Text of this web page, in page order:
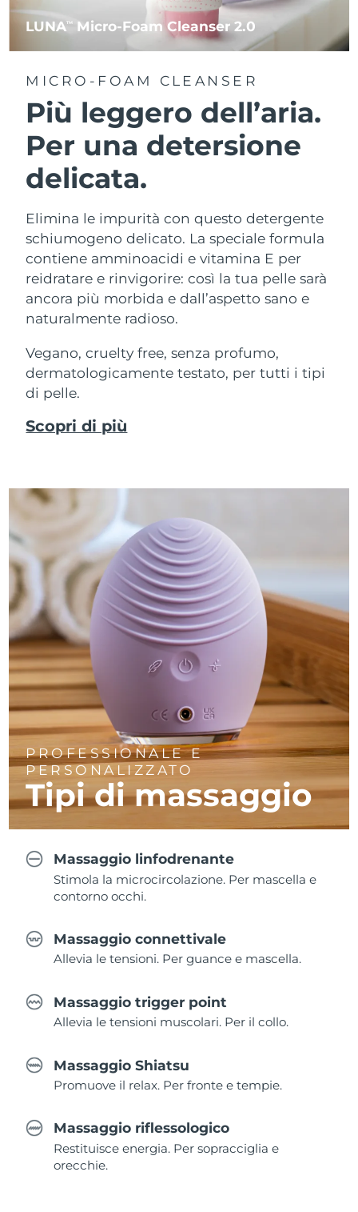
LUNATM Micro-Foam Cleanser 2.0
MICRO-FOAM CLEANSER
Più leggero dell’aria.
Per una detersione
delicata.
Elimina le impurità con questo detergente
schiumogeno delicato. La speciale formula
contiene amminoacidi e vitamina E per
reidratare e rinvigorire: così la tua pelle sarà
ancora più morbida e dall’aspetto sano e
naturalmente radioso.
Vegano, cruelty free, senza profumo,
dermatologicamente testato, per tutti i tipi
di pelle.
Scopri di più
PROFESSIONALE E
PERSONALIZZATO
Tipi di massaggio
Massaggio linfodrenante
Stimola la microcircolazione. Per mascella e
contorno occhi.
Massaggio connettivale
Allevia le tensioni. Per guance e mascella.
Massaggio trigger point
Allevia le tensioni muscolari. Per il collo.
Massaggio Shiatsu
Promuove il relax. Per fronte e tempie.
Massaggio riflessologico
Restituisce energia. Per sopracciglia e
orecchie.